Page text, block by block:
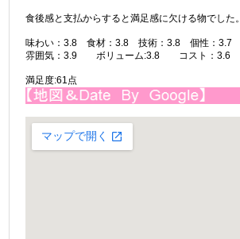
食後感と支払からすると満足感に欠ける物でした。
味わい：3.8 食材：3.8 技術：3.8 個性：3.7
雰囲気：3.9 ボリューム:3.8 コスト：3.6
満足度:61点